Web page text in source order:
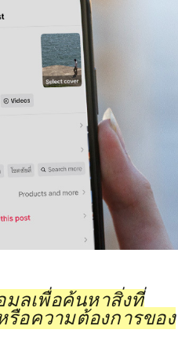
มูลเพื่อค้นหาสิ่งที่
อความต้องการของ